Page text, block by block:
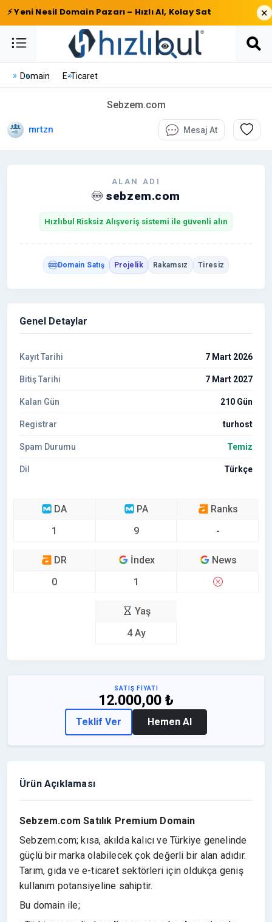
⚡ Yeni Nesil Domain Pazarı – Hızlı Al, Kolay Sat ×
Domain E-Ticaret
Sebzem.com
mrtzn Mesaj At
ALAN ADI
sebzem.com
Hızlıbul Risksiz Alışveriş sistemi ile güvenli alın
Domain Satış Projelik Rakamsız Tiresiz
Genel Detaylar
Kayıt Tarihi 7 Mart 2026
Bitiş Tarihi 7 Mart 2027
Kalan Gün 210 Gün
Registrar turhost
Spam Durumu Temiz
Dil Türkçe
DA
1
PA
9
Ranks
-
DR
0
İndex
1
News
Yaş
4 Ay
SATIŞ FİYATI
12.000,00 ₺
Teklif Ver Hemen Al
Ürün Açıklaması
Sebzem.com Satılık Premium Domain
Sebzem.com; kısa, akılda kalıcı ve Türkiye genelinde
güçlü bir marka olabilecek çok değerli bir alan adıdır.
Tarım, gıda ve e-ticaret sektörleri için oldukça geniş
kullanım potansiyeline sahiptir.
Bu domain ile;